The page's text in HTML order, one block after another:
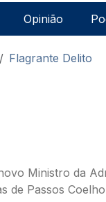
Opinião
Flagrante Delito
Ministro da
de Passos